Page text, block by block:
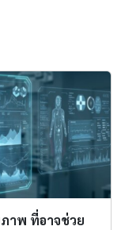
าพ ที่อาจช่วย